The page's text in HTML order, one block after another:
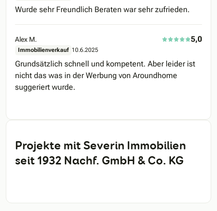
Wurde sehr Freundlich Beraten war sehr zufrieden.
Alex M. 5,0
Immobilienverkauf 10.6.2025
Grundsätzlich schnell und kompetent. Aber leider ist
nicht das was in der Werbung von Aroundhome
suggeriert wurde.
Projekte mit Severin Immobilien
seit 1932 Nachf. GmbH & Co. KG